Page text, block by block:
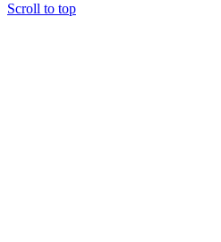
Scroll to top